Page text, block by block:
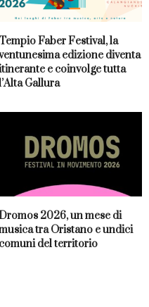
Tempio Faber Festival, la
edizione diventa
e coinvolge tutta
Gallura
2026, un mese di
tra Oristano e undici
comuni del territorio